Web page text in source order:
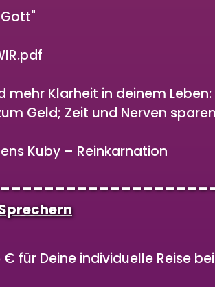
Klarheit in deinem Leben:
Geld; Zeit und Nerven
Kuby – Reinkarnation
für Deine individuelle Reise